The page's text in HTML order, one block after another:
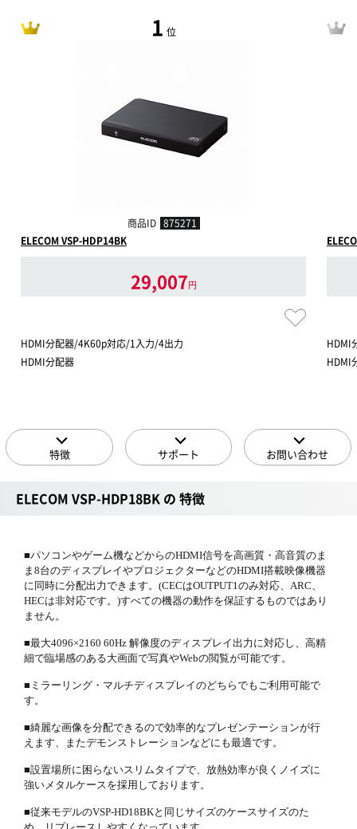
1 位
商品ID 875271
ELECOM VSP-HDP14BK
29,007円
HDMI分配器/4K60p対応/1入力/4出力
HDMI分配器
HDMI
HDMI
特徴 サポート お問い合わせ
ELECOM VSP-HDP18BK の 特徴
■パソコンやゲーム機などからのHDMI信号を高画質・高音質のま
ま8台のディスプレイやプロジェクターなどのHDMI搭載映像機器
に同時に分配出力できます。(CECはOUTPUT1のみ対応、ARC、
HECは非対応です。)すべての機器の動作を保証するものではあり
ません。
■最大4096×2160 60Hz 解像度のディスプレイ出力に対応し、高精
細で臨場感のある大画面で写真やWebの閲覧が可能です。
■ミラーリング・マルチディスプレイのどちらでもご利用可能で
す。
■綺麗な画像を分配できるので効率的なプレゼンテーションが行
えます、またデモンストレーションなどにも最適です。
■設置場所に困らないスリムタイプで、放熱効率が良くノイズに
強いメタルケースを採用しております。
■従来モデルのVSP-HD18BKと同じサイズのケースサイズのた